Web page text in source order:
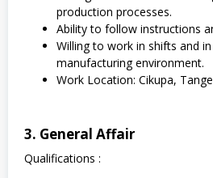
production processes.
Ability to follow instructions
Willing to work in shifts and
manufacturing environment.
Work Location: Cikupa,
3. General Affair
Qualifications :